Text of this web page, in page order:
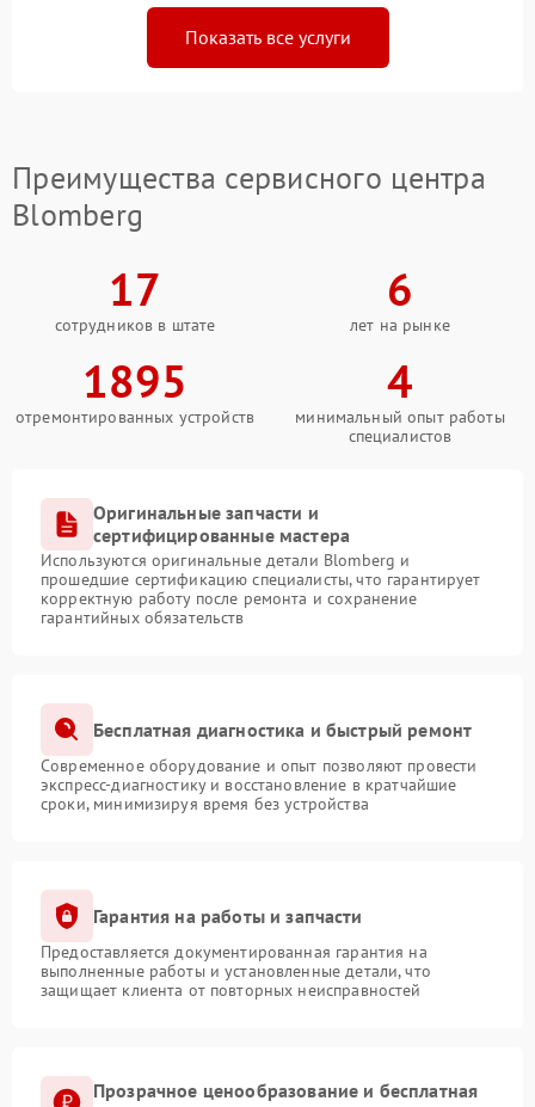
Показать все услуги
Преимущества сервисного центра
Blomberg
17
сотрудников в штате
6
лет на рынке
1895
отремонтированных устройств
4
минимальный опыт работы
специалистов
Оригинальные запчасти и
сертифицированные мастера
Используются оригинальные детали Blomberg и
прошедшие сертификацию специалисты, что гарантирует
корректную работу после ремонта и сохранение
гарантийных обязательств
Бесплатная диагностика и быстрый ремонт
Современное оборудование и опыт позволяют провести
экспресс-диагностику и восстановление в кратчайшие
сроки, минимизируя время без устройства
Гарантия на работы и запчасти
Предоставляется документированная гарантия на
выполненные работы и установленные детали, что
защищает клиента от повторных неисправностей
Прозрачное ценообразование и бесплатная